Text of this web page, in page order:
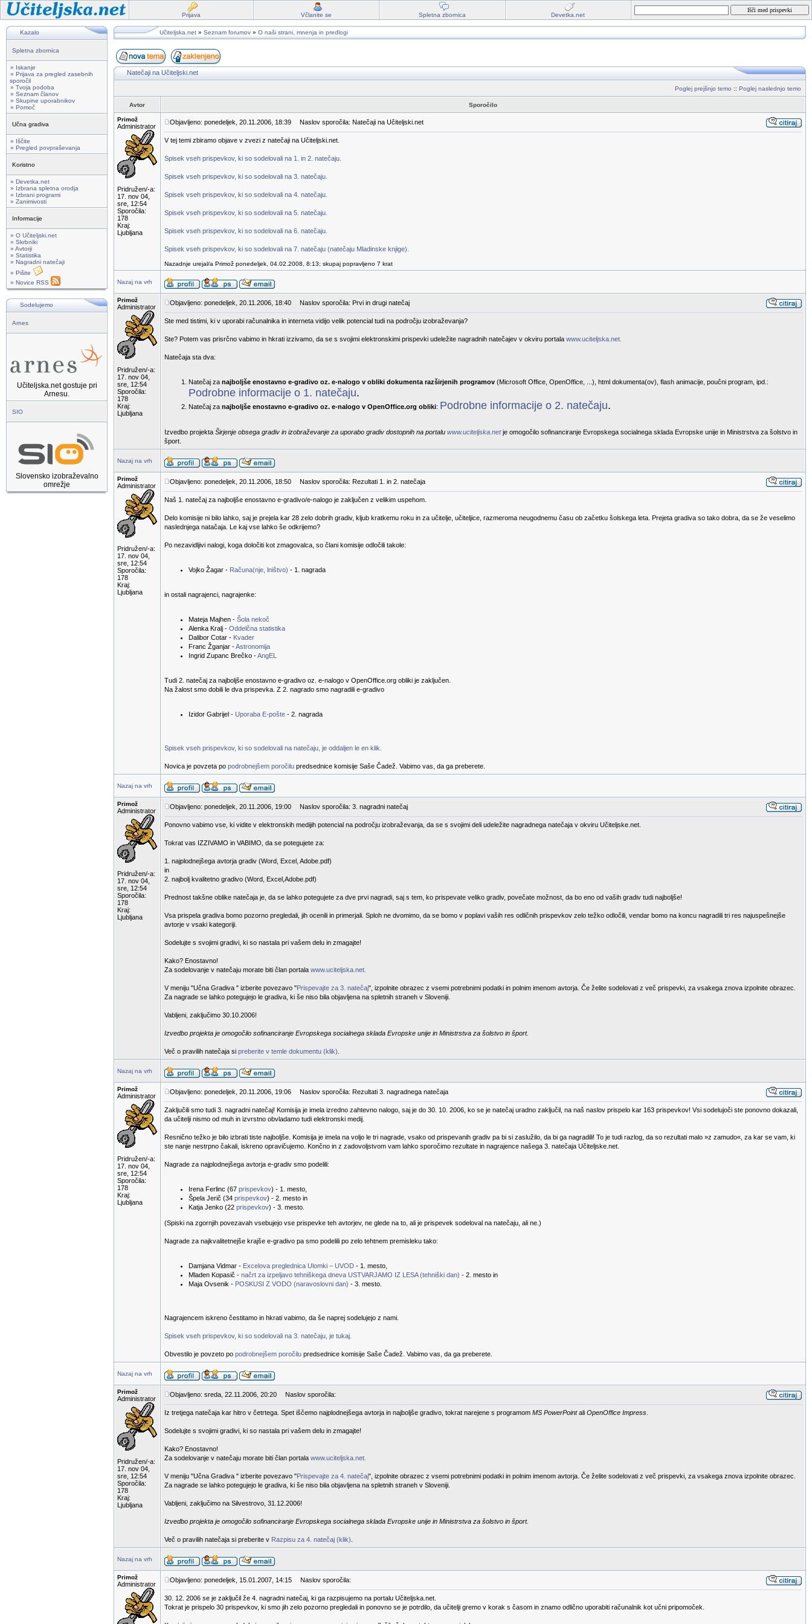
Prijava Včlanite se Spletna zbornica Devetka.net
Kazalo
Spletna zbornica
» Iskanje
» Prijava za pregled zasebnih
sporočil
» Tvoja podoba
» Seznam članov
» Skupine uporabnikov
» Pomoč
Učna gradiva
» Iščite
» Pregled povpraševanja
Koristno
» Devetka.net
» Izbrana spletna orodja
» Izbrani programi
» Zanimivosti
Informacije
» O Učiteljski.net
» Skrbniki
» Avtorji
» Statistika
» Nagradni natečaji
» Pišite
» Novice RSS
Sodelujemo
Arnes
Učiteljska.net gostuje pri
Arnesu.
SIO
Slovensko izobraževalno
omrežje
Učiteljska.net » Seznam forumov » O naši strani, mnenja in predlogi
Natečaji na Učiteljski.net
Poglej prejšnjo temo :: Poglej naslednjo temo
Avtor Sporočilo
Primož
Administrator
Pridružen/-a:
17. nov 04,
sre, 12:54
Sporočila:
178
Kraj:
Ljubljana
Objavljeno: ponedeljek, 20.11.2006, 18:39 Naslov sporočila: Natečaji na Učiteljski.net
V tej temi zbiramo objave v zvezi z natečaji na Učiteljski.net.
Spisek vseh prispevkov, ki so sodelovali na 1. in 2. natečaju.
Spisek vseh prispevkov, ki so sodelovali na 3. natečaju.
Spisek vseh prispevkov, ki so sodelovali na 4. natečaju.
Spisek vseh prispevkov, ki so sodelovali na 5. natečaju.
Spisek vseh prispevkov, ki so sodelovali na 6. natečaju.
Spisek vseh prispevkov, ki so sodelovali na 7. natečaju (natečaju Mladinske knjige).
Nazadnje urejal/a Primož ponedeljek, 04.02.2008, 8:13; skupaj popravljeno 7 krat
Nazaj na vrh
Primož
Administrator
Pridružen/-a:
17. nov 04,
sre, 12:54
Sporočila:
178
Kraj:
Ljubljana
Objavljeno: ponedeljek, 20.11.2006, 18:40 Naslov sporočila: Prvi in drugi natečaj
Ste med tistimi, ki v uporabi računalnika in interneta vidijo velik potencial tudi na področju izobraževanja?
Ste? Potem vas prisrčno vabimo in hkrati izzivamo, da se s svojimi elektronskimi prispevki udeležite nagradnih natečajev v okviru portala www.uciteljska.net.
Natečaja sta dva:
Natečaj za najboljše enostavno e-gradivo oz. e-nalogo v obliki dokumenta razširjenih programov (Microsoft Office, OpenOffice, ...), html dokumenta(ov), flash animacije, poučni program, ipd.:
Podrobne informacije o 1. natečaju.
Natečaj za najboljše enostavno e-gradivo oz. e-nalogo v OpenOffice.org obliki: Podrobne informacije o 2. natečaju.
Izvedbo projekta Širjenje obsega gradiv in izobraževanje za uporabo gradiv dostopnih na portalu www.uciteljska.netje omogočilo sofinanciranje Evropskega socialnega sklada Evropske unije in Ministrstva za šolstvo in
šport.
Nazaj na vrh
Primož
Administrator
Pridružen/-a:
17. nov 04,
sre, 12:54
Sporočila:
178
Kraj:
Ljubljana
Objavljeno: ponedeljek, 20.11.2006, 18:50 Naslov sporočila: Rezultati 1. in 2. natečaja
Naš 1. natečaj za najboljše enostavno e-gradivo/e-nalogo je zaključen z velikim uspehom.
Delo komisije ni bilo lahko, saj je prejela kar 28 zelo dobrih gradiv, kljub kratkemu roku in za učitelje, učiteljice, razmeroma neugodnemu času ob začetku šolskega leta. Prejeta gradiva so tako dobra, da se že veselimo
naslednjega natačaja. Le kaj vse lahko še odkrijemo?
Po nezavidljivi nalogi, koga določiti kot zmagovalca, so člani komisije odločili takole:
Vojko Žagar - Računa(nje, lništvo) - 1. nagrada
in ostali nagrajenci, nagrajenke:
Mateja Majhen - Šola nekoč
Alenka Kralj - Oddelčna statistika
Dalibor Cotar - Kvader
Franc Žganjar -Astronomija
Ingrid Zupanc Brečko -AngEL
Tudi 2. natečaj za najboljše enostavno e-gradivo oz. e-nalogo v OpenOffice.org obliki je zaključen.
Na žalost smo dobili le dva prispevka. Z 2. nagrado smo nagradili e-gradivo
Izidor Gabrijel - Uporaba E-pošte - 2. nagrada
Spisek vseh prispevkov, ki so sodelovali na natečaju, je oddaljen le en klik.
Novica je povzeta po podrobnejšem poročilu predsednice komisije Saše Čadež. Vabimo vas, da ga preberete.
Nazaj na vrh
Primož
Administrator
Pridružen/-a:
17. nov 04,
sre, 12:54
Sporočila:
178
Kraj:
Ljubljana
Objavljeno: ponedeljek, 20.11.2006, 19:00 Naslov sporočila: 3. nagradni natečaj
Ponovno vabimo vse, ki vidite v elektronskih medijih potencial na področju izobraževanja, da se s svojimi deli udeležite nagradnega natečaja v okviru Učiteljske.net.
Tokrat vas IZZIVAMO in VABIMO, da se potegujete za:
1. najplodnejšega avtorja gradiv (Word, Excel, Adobe.pdf)
in
2. najbolj kvalitetno gradivo (Word, Excel,Adobe.pdf)
Prednost takšne oblike natečaja je, da se lahko potegujete za dve prvi nagradi, saj s tem, ko prispevate veliko gradiv, povečate možnost, da bo eno od vaših gradiv tudi najboljše!
Vsa prispela gradiva bomo pozorno pregledali, jih ocenili in primerjali. Sploh ne dvomimo, da se bomo v poplavi vaših res odličnih prispevkov zelo težko odločili, vendar bomo na koncu nagradili tri res najuspešnejše
avtorje v vsaki kategoriji.
Sodelujte s svojimi gradivi, ki so nastala pri vašem delu in zmagajte!
Kako? Enostavno!
Za sodelovanje v natečaju morate biti član portala www.uciteljska.net.
V meniju "Učna Gradiva " izberite povezavo "Prispevajte za 3. natečaj", izpolnite obrazec z vsemi potrebnimi podatki in polnim imenom avtorja. Če želite sodelovati z več prispevki, za vsakega znova izpolnite obrazec.
Za nagrade se lahko potegujejo le gradiva, ki še niso bila objavljena na spletnih straneh v Sloveniji.
Vabljeni, zaključimo 30.10.2006!
Izvedbo projekta je omogočilo sofinanciranje Evropskega socialnega sklada Evropske unije in Ministrstva za šolstvo in šport.
Več o pravilih natečaja si preberite v temle dokumentu (klik)
Nazaj na vrh
Primož
Administrator
Pridružen/-a:
17. nov 04,
sre, 12:54
Sporočila:
178
Kraj:
Ljubljana
Objavljeno: ponedeljek, 20.11.2006, 19:06 Naslov sporočila: Rezultati 3. nagradnega natečaja
Zaključili smo tudi 3. nagradni natečaj! Komisija je imela izredno zahtevno nalogo, saj je do 30. 10. 2006, ko se je natečaj uradno zaključil, na naš naslov prispelo kar 163 prispevkov! Vsi sodelujoči ste ponovno dokazali,
da učitelji nismo od muh in izvrstno obvladamo tudi elektronski medij.
Resnično težko je bilo izbrati tiste najboljše. Komisija je imela na voljo le tri nagrade, vsako od prispevanih gradiv pa bi si zaslužilo, da bi ga nagradili! To je tudi razlog, da so rezultati malo »z zamudo«, za kar se vam, ki
ste nanje nestrpno čakali, iskreno opravičujemo. Končno in z zadovoljstvom vam lahko sporočimo rezultate in nagrajence našega 3. natečaja Učiteljske.net.
Nagrade za najplodnejšega avtorja e-gradiv smo podelili:
Irena Ferlinc (67 prispevkov) - 1. mesto,
Špela Jerič (34 prispevkov) - 2. mesto in
Katja Jenko (22 prispevkov) - 3. mesto.
(Spiski na zgornjih povezavah vsebujejo vse prispevke teh avtorjev, ne glede na to, ali je prispevek sodeloval na natečaju, ali ne.)
Nagrade za najkvalitetnejše krajše e-gradivo pa smo podelili po zelo tehtnem premisleku tako:
Damjana Vidmar - Excelova preglednica Ulomki – UVOD - 1. mesto,
Mladen Kopasič - načrt za izpeljavo tehniškega dneva USTVARJAMO IZ LESA (tehniški dan) - 2. mesto in
Maja Ovsenik - POSKUSI Z VODO (naravoslovni dan) - 3. mesto.
Nagrajencem iskreno čestitamo in hkrati vabimo, da še naprej sodelujejo z nami.
Spisek vseh prispevkov, ki so sodelovali na 3. natečaju, je tukaj.
Obvestilo je povzeto po podrobnejšem poročilu predsednice komisije Saše Čadež. Vabimo vas, da ga preberete.
Nazaj na vrh
Primož
Administrator
Pridružen/-a:
17. nov 04,
sre, 12:54
Sporočila:
178
Kraj:
Ljubljana
Objavljeno: sreda, 22.11.2006, 20:20 Naslov sporočila:
Iz tretjega natečaja kar hitro v četrtega. Spet iščemo najplodnejšega avtorja in najboljše gradivo, tokrat narejene s programom MS PowerPointali OpenOffice Impress
Sodelujte s svojimi gradivi, ki so nastala pri vašem delu in zmagajte!
Kako? Enostavno!
Za sodelovanje v natečaju morate biti član portala www.uciteljska.net.
V meniju "Učna Gradiva " izberite povezavo "Prispevajte za 4. natečaj", izpolnite obrazec z vsemi potrebnimi podatki in polnim imenom avtorja. Če želite sodelovati z več prispevki, za vsakega znova izpolnite obrazec.
Za nagrade se lahko potegujejo le gradiva, ki še niso bila objavljena na spletnih straneh v Sloveniji.
Vabljeni, zaključimo na Silvestrovo, 31.12.2006!
Izvedbo projekta je omogočilo sofinanciranje Evropskega socialnega sklada Evropske unije in Ministrstva za šolstvo in šport.
Več o pravilih natečaja si preberite v Razpisu za 4. natečaj (klik)
Nazaj na vrh
Primož
Administrator
Objavljeno: ponedeljek, 15.01.2007, 14:15 Naslov sporočila:
30. 12. 2006 se je zaključil že 4. nagradni natečaj, ki ga razpisujemo na portalu Učiteljska.net.
Tokrat je prispelo 30 prispevkov, ki smo jih zelo pozorno pregledali in ponovno se je potrdilo, da učitelji gremo v korak s časom in znamo odlično uporabiti računalnik kot učni pripomoček.